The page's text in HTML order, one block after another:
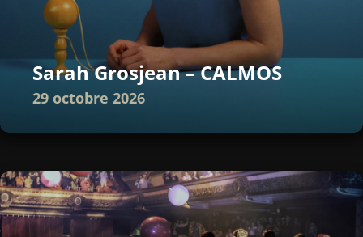
Sarah Grosjean – CALMOS
29 octobre 2026